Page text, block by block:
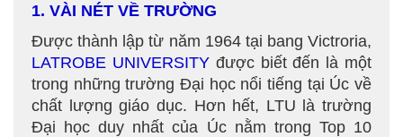
1. VÀI NÉT VỀ TRƯỜNG
Được thành lập từ năm 1964 tại bang Victroria,
LATROBE UNIVERSITYđược biết đến là một
trong những trường Đại học nổi tiếng tại Úc về
chất lượng giáo dục. Hơn hết, LTU là trường
Đại học duy nhất của Úc nằm trong Top 10